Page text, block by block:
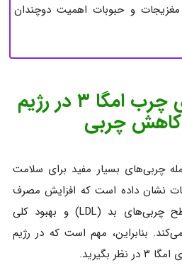
مغزیجات و حبوبات اهمیت دوچندان
اهمیت اسیدهای چرب امگا ۳ در رژیم
کاهش چربی
چرب امگا ۳ از جمله چربی‌های بسیار مفید برای سلامت
نشان داده است که افزایش مصرف
این چربی‌ها به کاهش سطح چربی‌های بد (LDL) و بهبود کلی
بنابراین، مهم است که در رژیم
بگیرید.